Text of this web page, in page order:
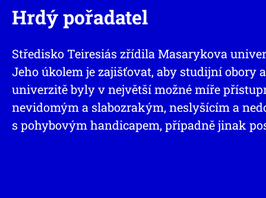
Hrdý pořadatel
Středisko Teiresiás zřídila Masarykova
Jeho úkolem je zajišťovat, aby studijní obory
univerzitě byly v největší možné míře
nevidomým a slabozrakým, neslyšícím a
s pohybovým handicapem, případně jinak